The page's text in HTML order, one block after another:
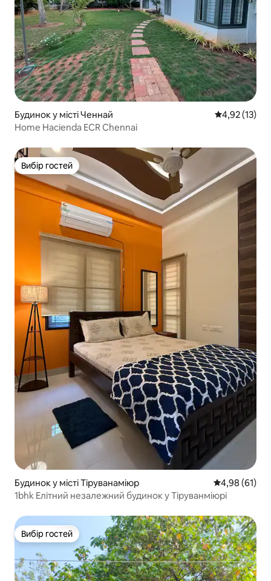
Будинок у місті Ченнай Середня
4,92 (13)
Home Hacienda ECR Chennai
Вибір гостей
Вибір гостей
Будинок у місті Тіруванаміюр Середня
4,98 (61)
1bhk Елітний незалежний будинок у Тіруванміюрі
Вибір гостей
Вибір гостей